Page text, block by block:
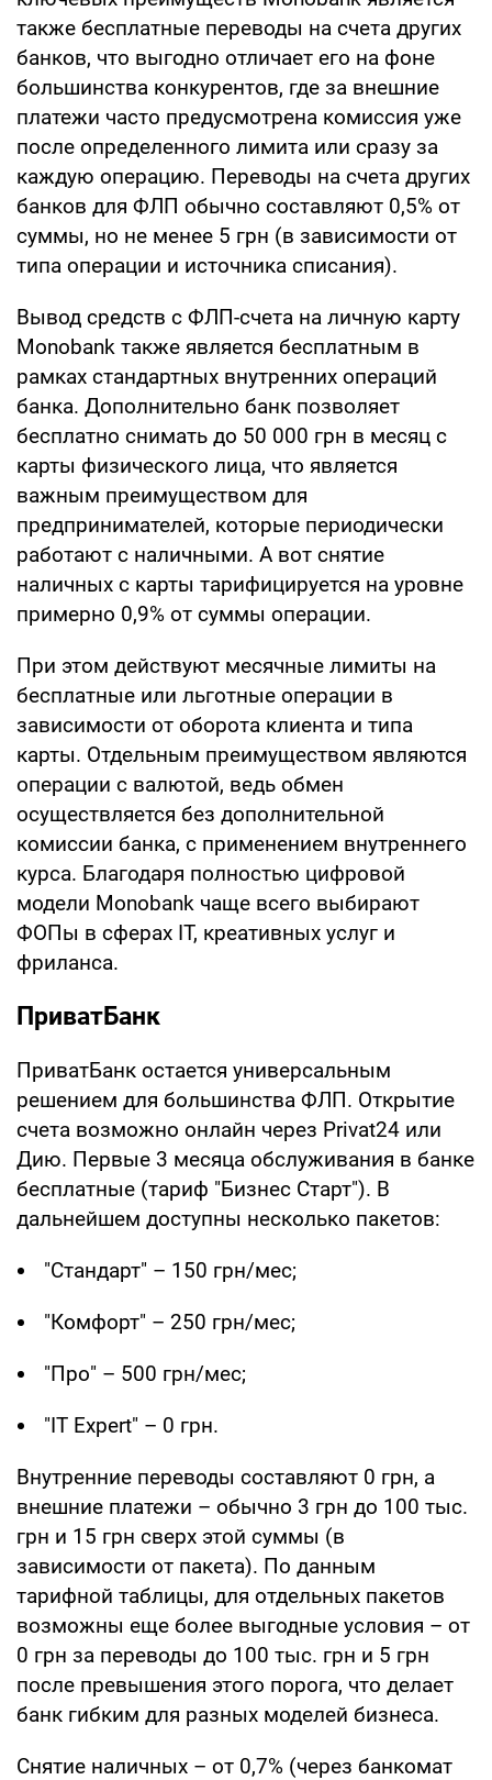
также бесплатные переводы на счета других
банков, что выгодно отличает его на фоне
большинства конкурентов, где за внешние
платежи часто предусмотрена комиссия уже
после определенного лимита или сразу за
каждую операцию. Переводы на счета других
банков для ФЛП обычно составляют 0,5% от
суммы, но не менее 5 грн (в зависимости от
типа операции и источника списания).
Вывод средств с ФЛП-счета на личную карту
Monobank также является бесплатным в
рамках стандартных внутренних операций
банка. Дополнительно банк позволяет
бесплатно снимать до 50 000 грн в месяц с
карты физического лица, что является
важным преимуществом для
предпринимателей, которые периодически
работают с наличными. А вот снятие
наличных с карты тарифицируется на уровне
примерно 0,9% от суммы операции.
При этом действуют месячные лимиты на
бесплатные или льготные операции в
зависимости от оборота клиента и типа
карты. Отдельным преимуществом являются
операции с валютой, ведь обмен
осуществляется без дополнительной
комиссии банка, с применением внутреннего
курса. Благодаря полностью цифровой
модели Monobank чаще всего выбирают
ФОПы в сферах IT, креативных услуг и
фриланса.
ПриватБанк
ПриватБанк остается универсальным
решением для большинства ФЛП. Открытие
счета возможно онлайн через Privat24 или
Дию. Первые 3 месяца обслуживания в банке
бесплатные (тариф "Бизнес Старт"). В
дальнейшем доступны несколько пакетов:
"Стандарт" – 150 грн/мес;
"Комфорт" – 250 грн/мес;
"Про" – 500 грн/мес;
"IT Expert" – 0 грн.
Внутренние переводы составляют 0 грн, а
внешние платежи – обычно 3 грн до 100 тыс.
грн и 15 грн сверх этой суммы (в
зависимости от пакета). По данным
тарифной таблицы, для отдельных пакетов
возможны еще более выгодные условия – от
0 грн за переводы до 100 тыс. грн и 5 грн
после превышения этого порога, что делает
банк гибким для разных моделей бизнеса.
Снятие наличных – от 0,7% (через банкомат